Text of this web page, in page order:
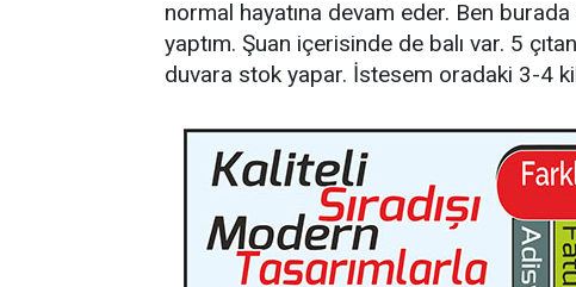
normal hayatına devam eder. Ben
yaptım. Şuan içerisinde de balı var. 5
duvara stok yapar. İstesem oradaki 3-4